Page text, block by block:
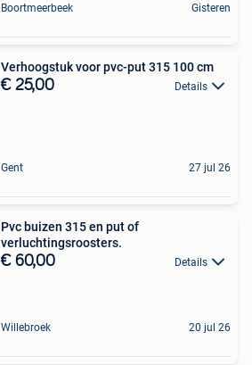
Boortmeerbeek Gisteren
Verhoogstuk voor pvc-put 315 100 cm
€ 25,00 Details
Gent 27 jul 26
Pvc buizen 315 en put of
verluchtingsroosters.
€ 60,00 Details
Willebroek 20 jul 26